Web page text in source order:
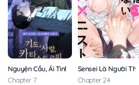
Nguyện Cầu, Ái Tình, Tai Ương
Chapter 7
Sensei Là Người
Chapter 24